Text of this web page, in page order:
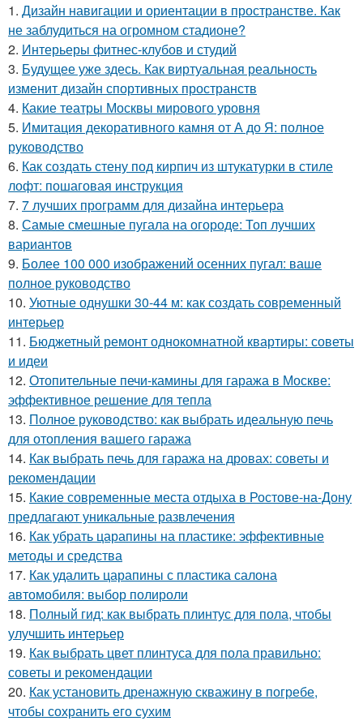
1. Дизайн навигации и ориентации в пространстве. Как
не заблудиться на огромном стадионе?
2. Интерьеры фитнес-клубов и студий
3. Будущее уже здесь. Как виртуальная реальность
изменит дизайн спортивных пространств
4. Какие театры Москвы мирового уровня
5. Имитация декоративного камня от А до Я: полное
руководство
6. Как создать стену под кирпич из штукатурки в стиле
лофт: пошаговая инструкция
7. 7 лучших программ для дизайна интерьера
8. Самые смешные пугала на огороде: Топ лучших
вариантов
9. Более 100 000 изображений осенних пугал: ваше
полное руководство
10. Уютные однушки 30-44 м: как создать современный
интерьер
11. Бюджетный ремонт однокомнатной квартиры: советы
и идеи
12. Отопительные печи-камины для гаража в Москве:
эффективное решение для тепла
13. Полное руководство: как выбрать идеальную печь
для отопления вашего гаража
14. Как выбрать печь для гаража на дровах: советы и
рекомендации
15. Какие современные места отдыха в Ростове-на-Дону
предлагают уникальные развлечения
16. Как убрать царапины на пластике: эффективные
методы и средства
17. Как удалить царапины с пластика салона
автомобиля: выбор полироли
18. Полный гид: как выбрать плинтус для пола, чтобы
улучшить интерьер
19. Как выбрать цвет плинтуса для пола правильно:
советы и рекомендации
20. Как установить дренажную скважину в погребе,
чтобы сохранить его сухим